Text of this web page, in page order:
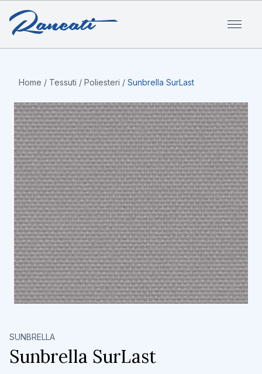
Home / Tessuti / Poliesteri / Sunbrella SurLast
SUNBRELLA
Sunbrella SurLast